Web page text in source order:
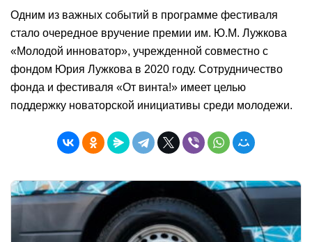
Одним из важных событий в программе фестиваля
стало очередное вручение премии им. Ю.М. Лужкова
«Молодой инноватор», учрежденной совместно с
фондом Юрия Лужкова в 2020 году. Сотрудничество
фонда и фестиваля «От винта!» имеет целью
поддержку новаторской инициативы среди молодежи.